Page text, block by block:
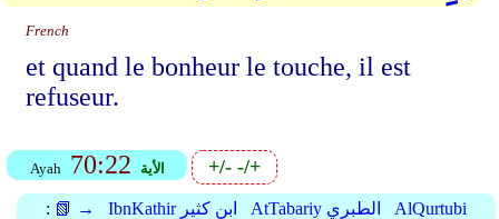
French
et quand le bonheur le touche, il est
refuseur.
Ayah 70:22 الأية +/--/+
: 📗 → IbnKathir ابن كثير AtTabariy الطبري
AlQurtubi